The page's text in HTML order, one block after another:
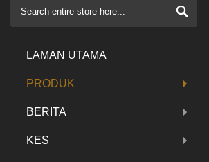

LAMAN UTAMA
PRODUK
BERITA
KES